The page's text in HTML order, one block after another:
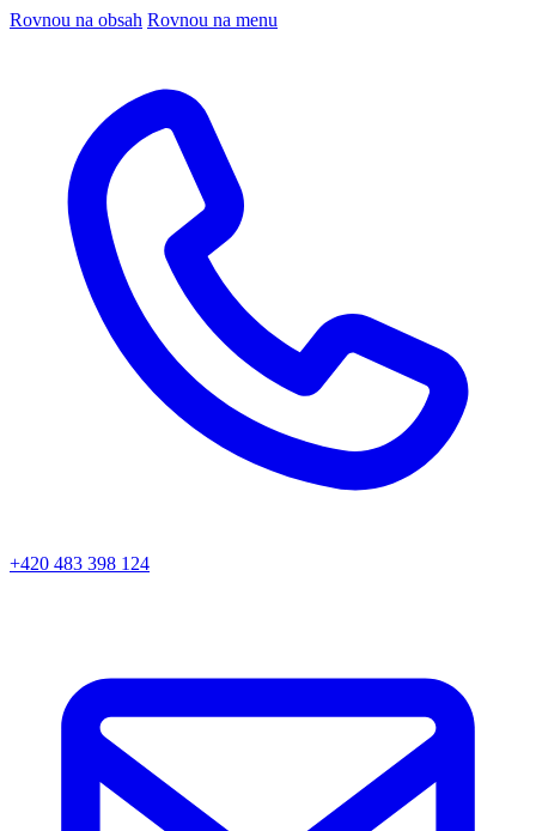
Rovnou na obsah Rovnou na menu
+420 483 398 124